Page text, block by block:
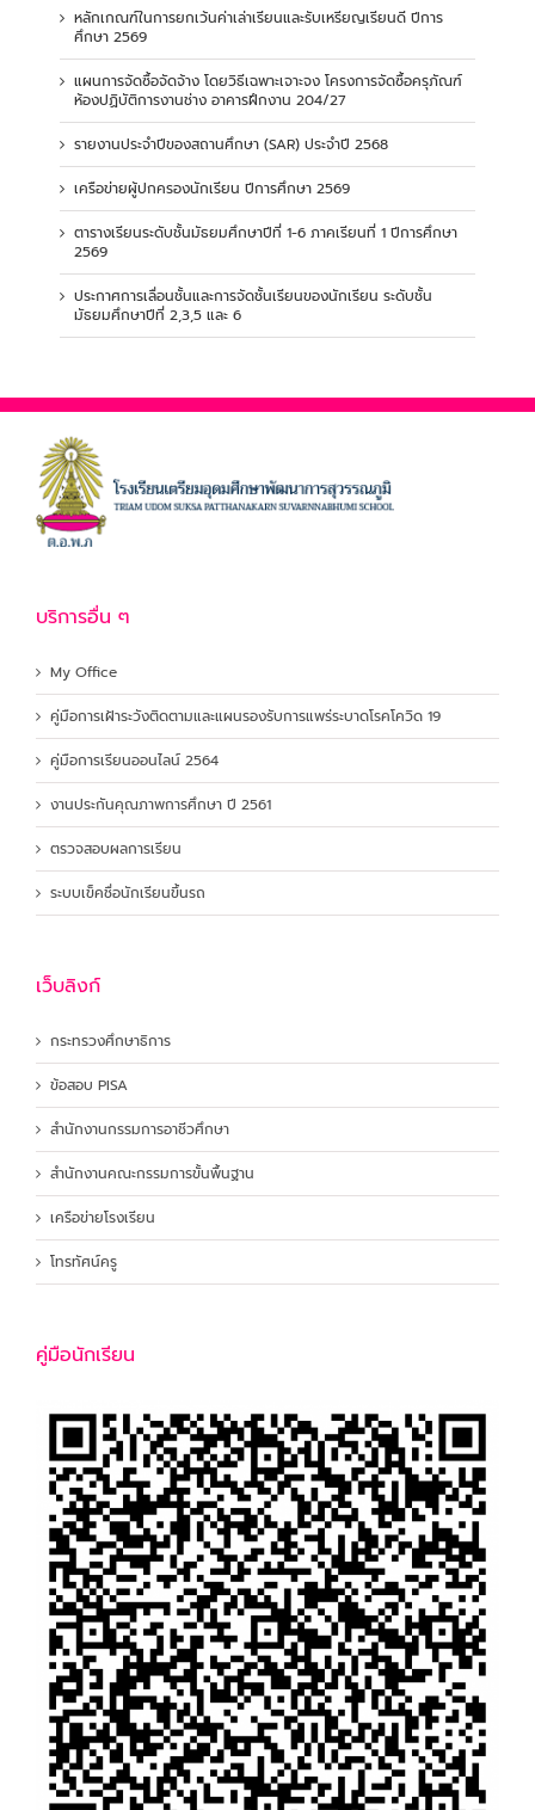
หลักเกณฑ์ในการยกเว้นค่าเล่าเรียนและรับเหรียญเรียนดี ปีการ
ศึกษา 2569
แผนการจัดซื้อจัดจ้าง โดยวิธีเฉพาะเจาะจง โครงการจัดซื้อครุภัณฑ์
ห้องปฏิบัติการงานช่าง อาคารฝึกงาน 204/27
รายงานประจำปีของสถานศึกษา (SAR) ประจำปี 2568
เครือข่ายผู้ปกครองนักเรียน ปีการศึกษา 2569
ตารางเรียนระดับชั้นมัธยมศึกษาปีที่ 1-6 ภาคเรียนที่ 1 ปีการศึกษา
2569
ประกาศการเลื่อนชั้นและการจัดชั้นเรียนของนักเรียน ระดับชั้น
มัธยมศึกษาปีที่ 2,3,5 และ 6
บริการอื่น ๆ
My Office
คู่มือการเฝ้าระวังติดตามและแผนรองรับการแพร่ระบาดโรคโควิด 19
คู่มือการเรียนออนไลน์ 2564
งานประกันคุณภาพการศึกษา ปี 2561
ตรวจสอบผลการเรียน
ระบบเข็คชื่อนักเรียนขึ้นรถ
เว็บลิงก์
กระทรวงศึกษาธิการ
ข้อสอบ PISA
สำนักงานกรรมการอาชีวศึกษา
สำนักงานคณะกรรมการขั้นพื้นฐาน
เครือข่ายโรงเรียน
โทรทัศน์ครู
คู่มือนักเรียน